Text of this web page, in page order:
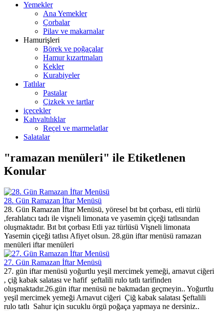
Yemekler
Ana Yemekler
Çorbalar
Pilav ve makarnalar
Hamurişleri
Börek ve poğaçalar
Hamur kızartmaları
Kekler
Kurabiyeler
Tatlılar
Pastalar
Çizkek ve tartlar
içecekler
Kahvaltılıklar
Reçel ve marmelatlar
Salatalar
"ramazan menüleri" ile Etiketlenen
Konular
28. Gün Ramazan İftar Menüsü
28. Gün Ramazan İftar Menüsü, yöresel bıt bıt çorbası, etli türlü
,ferahlatıcı tadı ile vişneli limonata ve yasemin çiçeği tatlısından
oluşmaktadır. Bıt bıt çorbası Etli yaz türlüsü Vişneli limonata
Yasemin çiçeği tatlısı Afiyet olsun. 28.gün iftar menüsü ramazan
menüleri iftar menüleri
27. Gün Ramazan İftar Menüsü
27. gün iftar menüsü yoğurtlu yeşil mercimek yemeği, arnavut ciğeri
, çiğ kabak salatası ve hafif şeftalili rulo tatlı tarifinden
oluşmaktadır.26.gün iftar menüsü ne bakmadan geçmeyin.. Yoğurtlu
yeşil mercimek yemeği Arnavut ciğeri Çiğ kabak salatası Şeftalili
rulo tatlı Sahur için sucuklu örgü poğaça yapmaya ne dersiniz..